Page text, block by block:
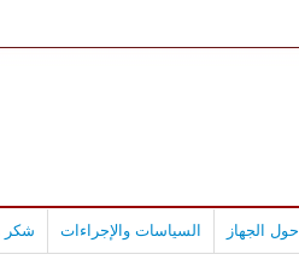
حول الجهاز السياسات والإجراءات شكر